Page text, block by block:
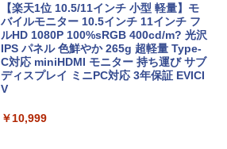
Bカメラ】東芝 G83/第8世代 Core i5/メ
モリ:8GB/16GB/SSD:256GB/512GB/1T
B/13.3型液晶/Wi-fi/Bluetooth/USB3.1/T
ype-C/HDMI/中古PC 中古ノートパソコ
ン Windows11 Win11正式対応
￥26,800
【楽天1位 10.5/11インチ 小型 軽量】モ
バイルモニター 10.5インチ 11インチ フ
ルHD 1080P 100%sRGB 400cd/m? 光沢
IPS パネル 色鮮やか 265g 超軽量 Type-
C対応 miniHDMI モニター 持ち運び サブ
ディスプレイ ミニPC対応 3年保証 EVICI
V
￥10,999